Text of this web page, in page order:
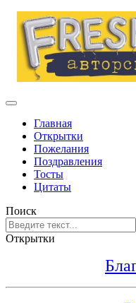
Главная
Открытки
Пожелания
Поздравления
Тосты
Цитаты
Поиск
Открытки